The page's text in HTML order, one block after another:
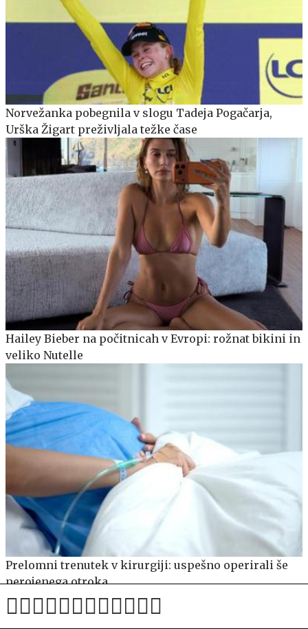
Norvežanka pobegnila v slogu Tadeja Pogačarja,
Urška Žigart preživljala težke čase
Hailey Bieber na počitnicah v Evropi: rožnat bikini in
veliko Nutelle
Prelomni trenutek v kirurgiji: uspešno operirali še
nerojenega otroka